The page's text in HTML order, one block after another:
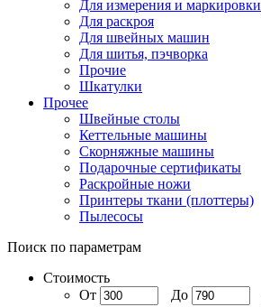
Для измерения и маркировки
Для раскроя
Для швейных машин
Для шитья, пэчворка
Прочие
Шкатулки
Прочее
Швейные столы
Кеттельные машины
Скорняжные машины
Подарочные сертификаты
Раскройные ножи
Принтеры ткани (плоттеры)
Пылесосы
Поиск по параметрам
Стоимость
От
До